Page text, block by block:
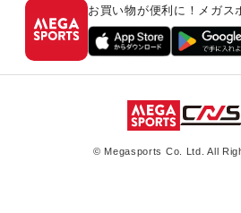
お買い物が便利に！メガス
© Megasports Co. Ltd. All